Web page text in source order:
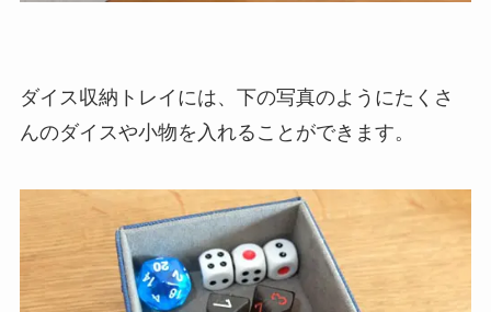
ダイス収納トレイには、下の写真のようにたくさ
んのダイスや小物を入れることができます。